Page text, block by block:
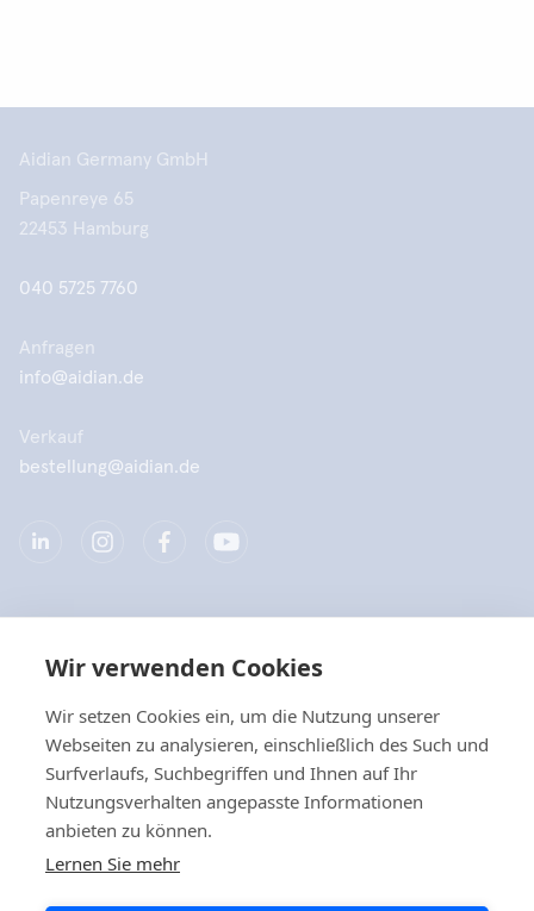
Wir verwenden Cookies
Wir setzen Cookies ein, um die Nutzung unserer
Webseiten zu analysieren, einschließlich des Such und
Surfverlaufs, Suchbegriffen und Ihnen auf Ihr
Nutzungsverhalten angepasste Informationen
anbieten zu können.
Lernen Sie mehr
Aidian Germany GmbH
Papenreye 65
22453 Hamburg
040 5725 7760
Anfragen
info@aidian.de
Verkauf
bestellung@aidian.de
Quicklinks
Datenschutz